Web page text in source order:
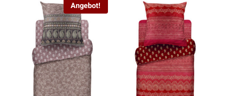
Produkt
mehrere
Varianten
Optionen
Produkt
mehrere
Varianten
Optionen
Angebot!